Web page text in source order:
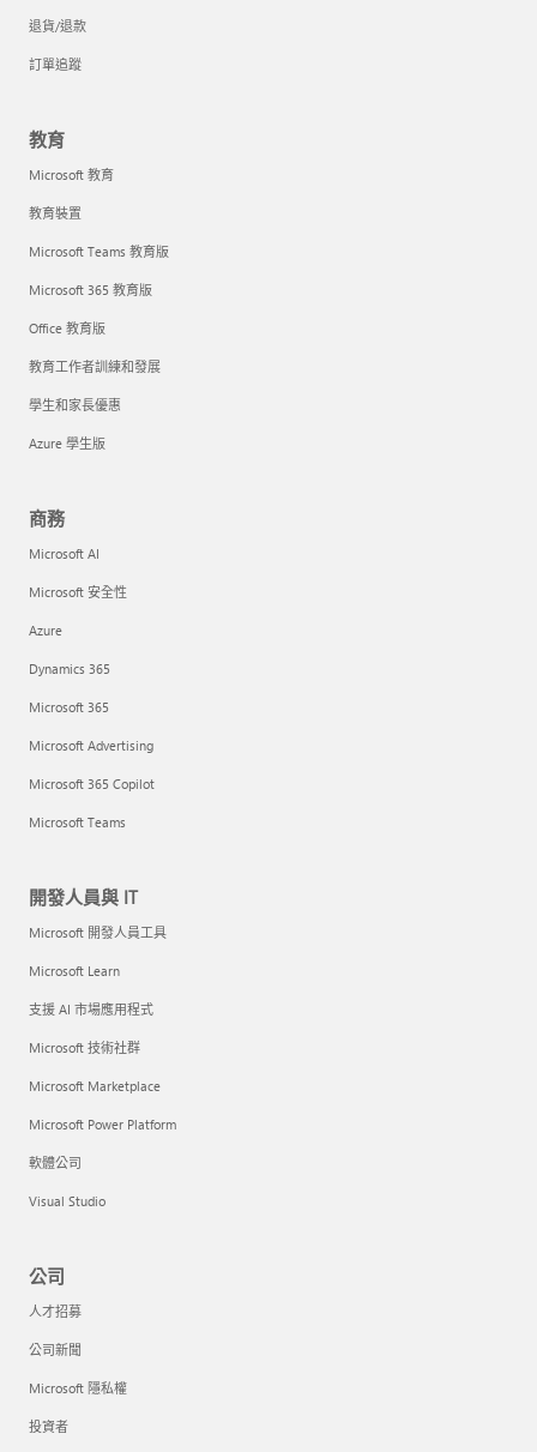
退貨/退款
訂單追蹤
教育
Microsoft 教育
教育裝置
Microsoft Teams 教育版
Microsoft 365 教育版
Office 教育版
教育工作者訓練和發展
學生和家長優惠
Azure 學生版
商務
Microsoft AI
Microsoft 安全性
Azure
Dynamics 365
Microsoft 365
Microsoft Advertising
Microsoft 365 Copilot
Microsoft Teams
開發人員與 IT
Microsoft 開發人員工具
Microsoft Learn
支援 AI 市場應用程式
Microsoft 技術社群
Microsoft Marketplace
Microsoft Power Platform
軟體公司
Visual Studio
公司
人才招募
公司新聞
Microsoft 隱私權
投資者